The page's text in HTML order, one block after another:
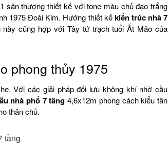
sân thượng thiết kế với tone màu chủ đạo trắng
1975 Đoài Kim. Hướng thiết kếkiến trúc nhà 7
cũng hợp với Tây tứ trạch tuổi Ất Mão của
phong thủy 1975
Với các giải pháp đối lưu không khí nhờ cầu
nhà phố 7 tầng 4,6x12m phong cách kiểu tân
thân chủ.